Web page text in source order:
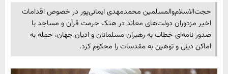
حجت‌الاسلام‌والمسلمین محمدمهدی ایمانی‌پور در خصوص اقدامات
اخیر مزدوران دولت‌های معاند در هتک حرمت قرآن و مساجد با
صدور نامه‌ای خطاب به رهبران مسلمانان و ادیان جهان، حمله به
اماکن دینی و توهین به مقدسات را محکوم کرد.